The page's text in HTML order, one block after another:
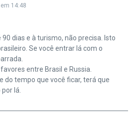
14:48
dias e à turismo, não precisa. Isto
Se você entrar lá com o
entre Brasil e Russia.
do tempo que você ficar, terá que
lá.